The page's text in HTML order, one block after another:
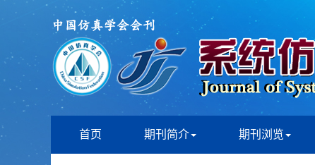
首页 期刊简介 期刊浏览